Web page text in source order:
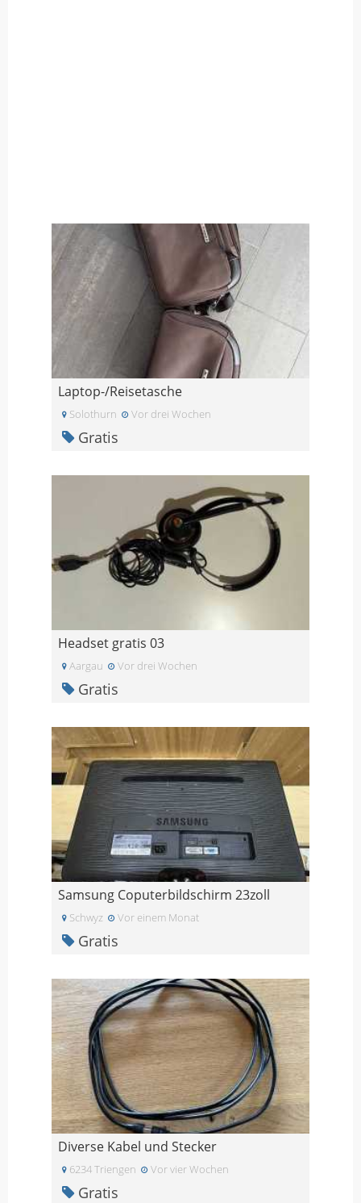
Laptop-/Reisetasche
Solothurn Vor drei Wochen
Gratis
Headset gratis 03
Aargau Vor drei Wochen
Gratis
Samsung Coputerbildschirm 23zoll
Schwyz Vor einem Monat
Gratis
Diverse Kabel und Stecker
6234 Triengen Vor vier Wochen
Gratis